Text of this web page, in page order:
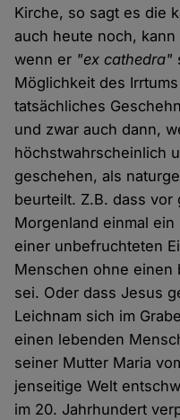
Kirche, so sagt es die
auch heute noch,
wenn er "ex cathedra"
Möglichkeit des
tatsächliches
und zwar auch dann,
höchstwahrscheinlich
geschehen, als
beurteilt. Z.B. dass vor
Morgenland einmal
einer unbefruchteten
Menschen ohne einen
sei. Oder dass Jesus
Leichnam sich im
einen lebenden
seiner Mutter Maria
jenseitige Welt
im 20. Jahrhundert